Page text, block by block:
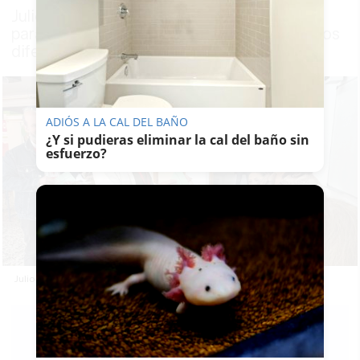
Julio Millán pide no adelantar las generales
diferentes municipios
Julio Millán votando el pasado domingo.
EMILIO
CABRERA
ADIÓS A LA CAL DEL BAÑO
¿Y si pudieras eliminar la cal del baño sin
esfuerzo?